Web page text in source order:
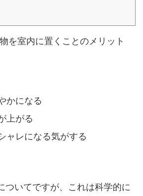
を室内に置くことのメリット
かになる
上がる
ャレになる気がする
ついてですが、これは科学的に